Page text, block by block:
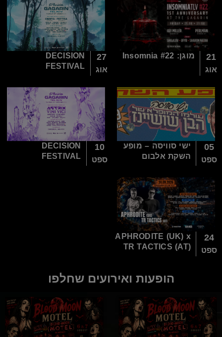
21
אוג
מוגן: Insomnia #22 27
אוג
DECISION
FESTIVAL
05
ספט
ישי סוויסה – מופע
השקת אלבום
10
ספט
DECISION
FESTIVAL
24
ספט
APHRODITE (UK) x
TR TACTICS (AT)
הופעות ואירועים שחלפו